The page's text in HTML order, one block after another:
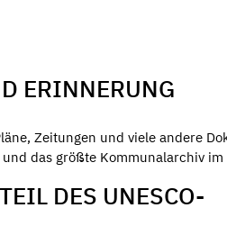
ERINNERUNG
Zeitungen und viele andere
das größte Kommunalarchiv im
DES UNESCO-